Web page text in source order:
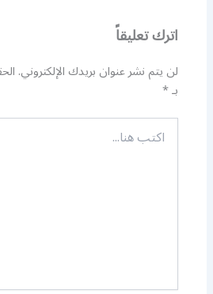
اترك تعليقاً
لن يتم نشر عنوان بريدك الإلكتروني.
بـ*
اكتب
هنا...